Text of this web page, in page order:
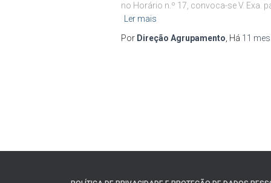
no Horário n.º 17, convoca-se V. Exa.
Ler mais
Por Direção Agrupamento , Há 11